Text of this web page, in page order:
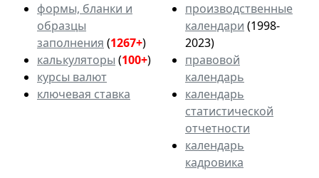
формы, бланки и
образцы
заполнения (1267+)
калькуляторы (100+)
курсы валют
ключевая ставка
производственные
календари (1998-
2023)
правовой
календарь
календарь
статистической
отчетности
календарь
кадровика